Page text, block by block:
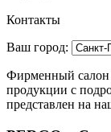
Контакты
Ваш город:
Фирменный салон
продукции с
представлен на